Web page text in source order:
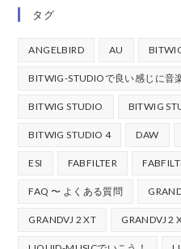
タグ
ANGELBIRD AU
BITWIG-STUDIOで良い感じに音
BITWIG STUDIO BITWIG
BITWIG STUDIO 4 DAW
ESI FABFILTER
FAQ 〜 よくある質問
GRANDVJ 2 XT GRANDVJ 2